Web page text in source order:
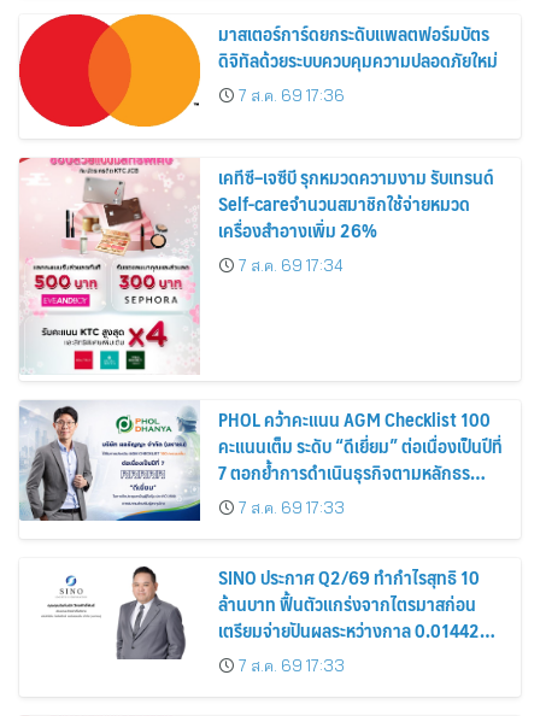
มาสเตอร์การ์ดยกระดับแพลตฟอร์มบัตร
ดิจิทัลด้วยระบบควบคุมความปลอดภัยใหม่
7 ส.ค. 69 17:36
เคทีซี–เจซีบี รุกหมวดความงาม รับเทรนด์
Self-careจำนวนสมาชิกใช้จ่ายหมวด
เครื่องสำอางเพิ่ม 26%
7 ส.ค. 69 17:34
PHOL คว้าคะแนน AGM Checklist 100
คะแนนเต็ม ระดับ “ดีเยี่ยม” ต่อเนื่องเป็นปีที่
7 ตอกย้ำการดำเนินธุรกิจตามหลักธร
รมาภิบาล โปร่งใส สร้างความเชื่อมั่นผู้ถือ
หุ้น
7 ส.ค. 69 17:33
SINO ประกาศ Q2/69 ทำกำไรสุทธิ 10
ล้านบาท ฟื้นตัวแกร่งจากไตรมาสก่อน
เตรียมจ่ายปันผลระหว่างกาล 0.014423
บาทต่อหุ้น ครึ่งปีหลังมุ่งเติบโตต่อเนื่อง
7 ส.ค. 69 17:33